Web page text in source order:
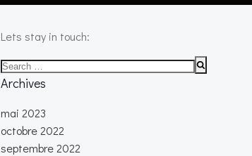
Lets stay in touch:
Search
for:
Archives
mai 2023
octobre 2022
septembre 2022